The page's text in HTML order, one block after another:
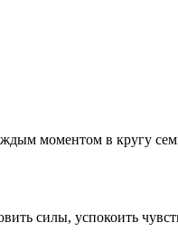
моментом в кругу
силы, успокоить